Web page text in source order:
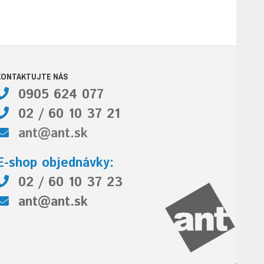
NÁS
0905 624 077
02 / 60 10 37 21
ant@ant.sk
shop objednávky:
02 / 60 10 37 23
ant@ant.sk